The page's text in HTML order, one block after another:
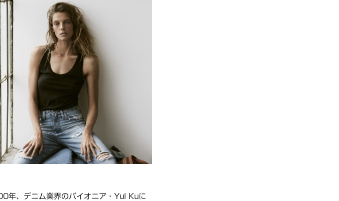
年、デニム業界のパイオニア・Yul Kuに